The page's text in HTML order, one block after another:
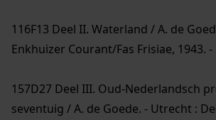
116F13 Deel II. Waterland / A. de
Enkhuizer Courant/Fas Frisiae, 1943.
157D27 Deel III. Oud-Nederlandsch
seventuig / A. de Goede. - Utrecht :